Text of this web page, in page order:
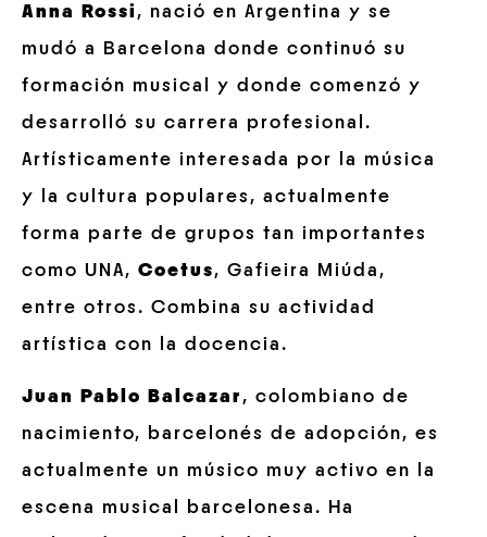
Anna Rossi, nació en Argentina y se
mudó a Barcelona donde continuó su
formación musical y donde comenzó y
desarrolló su carrera profesional.
Artísticamente interesada por la música
y la cultura populares, actualmente
forma parte de grupos tan importantes
como UNA, Coetus, Gafieira Miúda,
entre otros. Combina su actividad
artística con la docencia.
Juan Pablo Balcazar , colombiano de
nacimiento, barcelonés de adopción, es
actualmente un músico muy activo en la
escena musical barcelonesa. Ha